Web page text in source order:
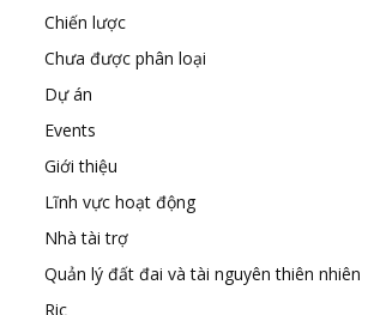
Chiến lược
Chưa được phân loại
Dự án
Events
Giới thiệu
Lĩnh vực hoạt động
Nhà tài trợ
Quản lý đất đai và tài nguyên thiên nhiên
Ric